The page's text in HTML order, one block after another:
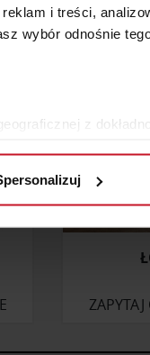
i treści,
wybór odnośnie
z
są przetwarzane
i reklam, aby
te informacje z